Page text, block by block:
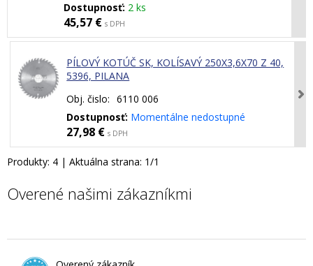
Dostupnosť: 2 ks
45,57 € s DPH
PÍLOVÝ KOTÚČ SK, KOLÍSAVÝ 250X3,6X70 Z 40,
5396, PILANA
Obj. čislo: 6110 006
Dostupnosť: Momentálne nedostupné
27,98 € s DPH
Produkty: 4 | Aktuálna strana: 1/1
Overené našimi zákazníkmi